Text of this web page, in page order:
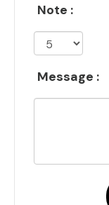
Note :
Message :